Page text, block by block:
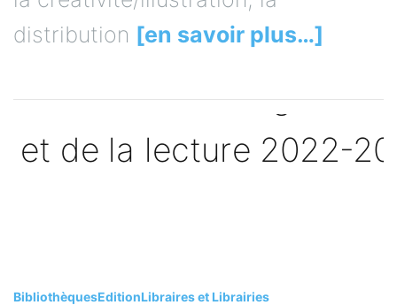
distribution [en savoir plus…]
BibliothèquesEditionLibraires et Librairies